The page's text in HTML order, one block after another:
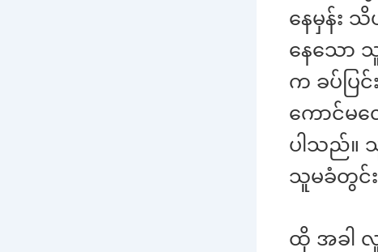
နေမှန်း
နေသော
က ခပ်ပြ
ကောင်မ
ပါသည်။
သူမခံတွင်
ထို အခါ